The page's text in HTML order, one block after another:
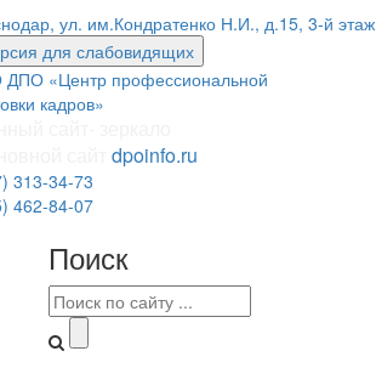
ул. им.Кондратенко Н.И., д.15, 3-й этаж
для слабовидящих
«Центр профессиональной
кадров»
dpoinfo.ru
313-34-73
462-84-07
Поиск